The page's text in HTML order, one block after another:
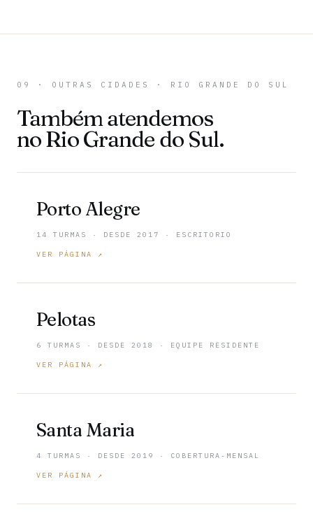
09 · OUTRAS CIDADES · RIO GRANDE DO SUL
Também atendemos
no Rio Grande do Sul.
Porto Alegre
14 TURMAS · DESDE 2017 · ESCRITORIO
VER PÁGINA ↗
Pelotas
6 TURMAS · DESDE 2018 · EQUIPE RESIDENTE
VER PÁGINA ↗
Santa Maria
4 TURMAS · DESDE 2019 · COBERTURA-MENSAL
VER PÁGINA ↗